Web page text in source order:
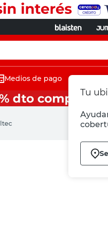
Tu
Medios de pago